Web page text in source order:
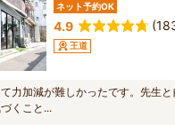
ネット予約OK
4.9
王道
力加減が難しかったです。先生
くこと...